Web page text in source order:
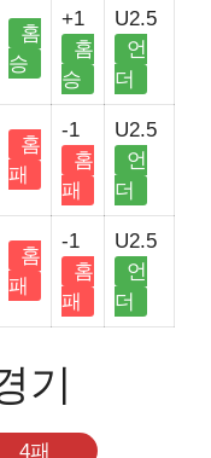
홈
승
+1
홈
승
U2.5
언
더
홈
패
-1
홈
패
U2.5
언
더
홈
패
-1
홈
패
U2.5
언
더
기
4패